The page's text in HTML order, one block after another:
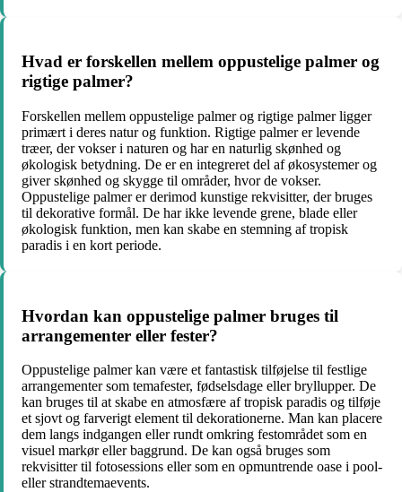
Hvad er forskellen mellem oppustelige palmer og
rigtige palmer?
Forskellen mellem oppustelige palmer og rigtige palmer ligger
primært i deres natur og funktion. Rigtige palmer er levende
træer, der vokser i naturen og har en naturlig skønhed og
økologisk betydning. De er en integreret del af økosystemer og
giver skønhed og skygge til områder, hvor de vokser.
Oppustelige palmer er derimod kunstige rekvisitter, der bruges
til dekorative formål. De har ikke levende grene, blade eller
økologisk funktion, men kan skabe en stemning af tropisk
paradis i en kort periode.
Hvordan kan oppustelige palmer bruges til
arrangementer eller fester?
Oppustelige palmer kan være et fantastisk tilføjelse til festlige
arrangementer som temafester, fødselsdage eller bryllupper. De
kan bruges til at skabe en atmosfære af tropisk paradis og tilføje
et sjovt og farverigt element til dekorationerne. Man kan placere
dem langs indgangen eller rundt omkring festområdet som en
visuel markør eller baggrund. De kan også bruges som
rekvisitter til fotosessions eller som en opmuntrende oase i pool-
eller strandtemaevents.